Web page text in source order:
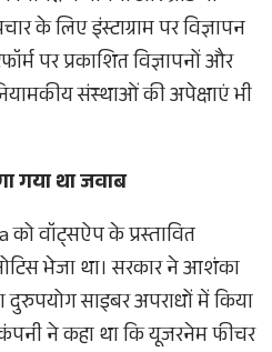
के लिए इंस्टाग्राम पर विज्ञापन
पर प्रकाशित विज्ञापनों और
संस्थाओं की अपेक्षाएं भी
गया था जवाब
को वॉट्सऐप के प्रस्तावित
भेजा था। सरकार ने आशंका
साइबर अपराधों में किया
ने कहा था कि यूजरनेम फीचर